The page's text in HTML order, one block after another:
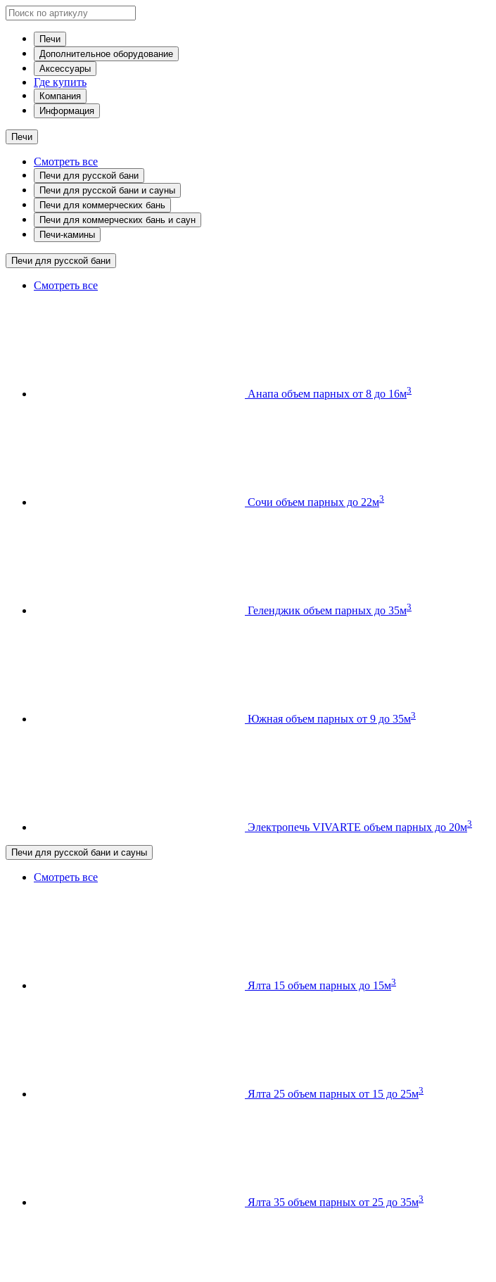
Печи
Дополнительное оборудование
Аксессуары
Где купить
Компания
Информация
Печи
Смотреть все
Печи для русской бани
Печи для русской бани и сауны
Печи для коммерческих бань
Печи для коммерческих бань и саун
Печи-камины
Печи для русской бани
Смотреть все
Анапа объем парных от 8 до 16м3
Сочи объем парных до 22м3
Геленджик объем парных до 35м3
Южная объем парных от 9 до 35м3
Электропечь VIVARTE объем парных до 20м3
Печи для русской бани и сауны
Смотреть все
Ялта 15 объем парных до 15м3
Ялта 25 объем парных от 15 до 25м3
Ялта 35 объем парных от 25 до 35м3